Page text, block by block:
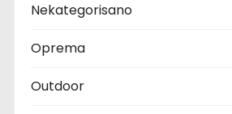
Nekategorisano
Oprema
Outdoor